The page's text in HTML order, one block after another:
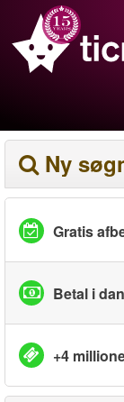
Ny
Gratis
Betal i
+4